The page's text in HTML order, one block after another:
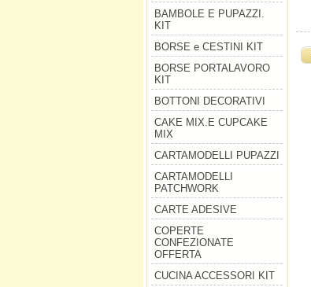
BAMBOLE E PUPAZZI.
KIT
BORSE e CESTINI KIT
BORSE PORTALAVORO
KIT
BOTTONI DECORATIVI
CAKE MIX.E CUPCAKE
MIX
CARTAMODELLI PUPAZZI
CARTAMODELLI
PATCHWORK
CARTE ADESIVE
COPERTE
CONFEZIONATE
OFFERTA
CUCINA ACCESSORI KIT